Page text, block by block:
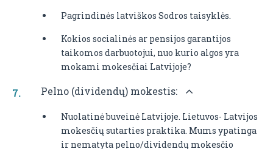
Pagrindinės latviškos Sodros taisyklės.
Kokios socialinės ar pensijos garantijos
taikomos darbuotojui, nuo kurio algos yra
mokami mokesčiai Latvijoje?
Pelno (dividendų) mokestis:
Nuolatinė buveinė Latvijoje. Lietuvos- Latvijos
mokesčių sutarties praktika. Mums ypatinga
ir nematyta pelno/dividendų mokesčio